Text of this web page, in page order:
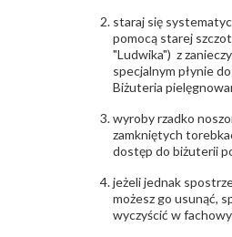
staraj się
pomocą starej
"Ludwika") z
specjalnym płynie
Biżuteria
wyroby rzadko
zamkniętych
dostęp do biżuterii
jeżeli jednak
możesz go usunąć,
wyczyścić w